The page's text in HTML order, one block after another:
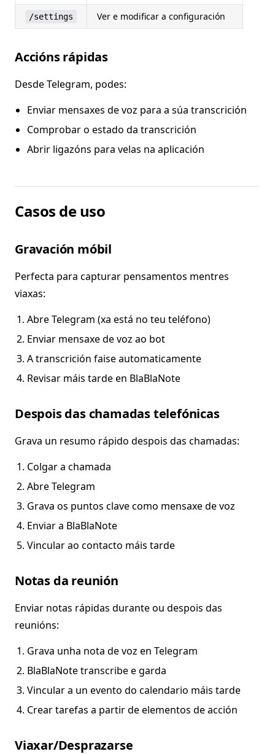
/settings Ver e modificar a configuración
Accións rápidas
Desde Telegram, podes:
Enviar mensaxes de voz para a súa transcrición
Comprobar o estado da transcrición
Abrir ligazóns para velas na aplicación
Casos de uso
Gravación móbil
Perfecta para capturar pensamentos mentres
viaxas:
Abre Telegram (xa está no teu teléfono)
Enviar mensaxe de voz ao bot
A transcrición faise automaticamente
Revisar máis tarde en BlaBlaNote
Despois das chamadas telefónicas
Grava un resumo rápido despois das chamadas:
Colgar a chamada
Abre Telegram
Grava os puntos clave como mensaxe de voz
Enviar a BlaBlaNote
Vincular ao contacto máis tarde
Notas da reunión
Enviar notas rápidas durante ou despois das
reunións:
Grava unha nota de voz en Telegram
BlaBlaNote transcribe e garda
Vincular a un evento do calendario máis tarde
Crear tarefas a partir de elementos de acción
Viaxar/Desprazarse